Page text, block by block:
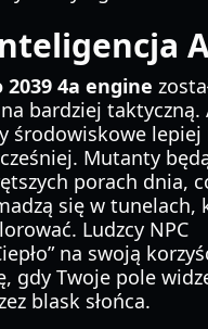
4a engine
bardziej taktyczną.
środowiskowe lepiej
Mutanty
porach dnia,
się w tunelach,
Ludzcy NPC
na swoją
gdy Twoje pole
blask słońca.